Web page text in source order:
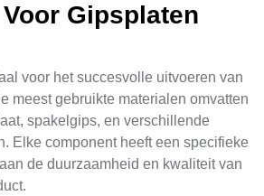
Gipsplaten
voor het succesvolle uitvoeren van
meest gebruikte materialen omvatten
spakelgips, en verschillende
Elke component heeft een specifieke
de duurzaamheid en kwaliteit van